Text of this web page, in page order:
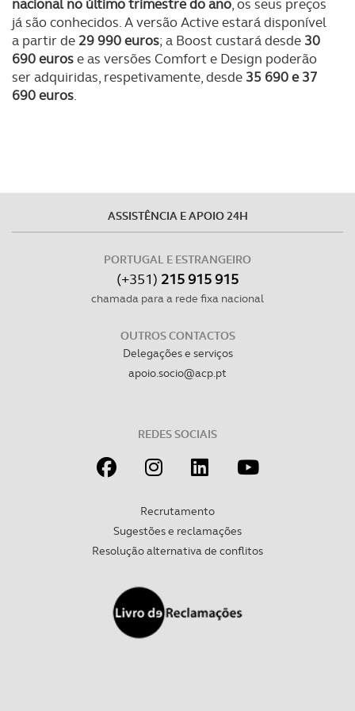
nacional no último trimestre do ano, os seus preços
já são conhecidos. A versão Active estará disponível
a partir de 29 990 euros; a Boost custará desde 30
690 eurose as versões Comfort e Design poderão
ser adquiridas, respetivamente, desde 35 690 e 37
690 euros.
ASSISTÊNCIA E APOIO 24H
PORTUGAL E ESTRANGEIRO
(+351) 215 915 915
chamada para a rede fixa nacional
OUTROS CONTACTOS
Delegações e serviços
apoio.socio@acp.pt
REDES SOCIAIS
Recrutamento
Sugestões e reclamações
Resolução alternativa de conflitos